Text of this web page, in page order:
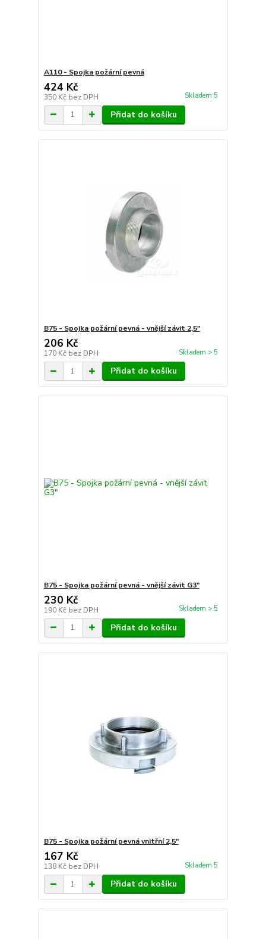
A110 - Spojka požární pevná
424 Kč
350 Kč bez DPH Skladem 5
Přidat do košíku
B75 - Spojka požární pevná - vnější závit 2,5"
206 Kč
170 Kč bez DPH Skladem > 5
Přidat do košíku
B75 - Spojka požární pevná - vnější závit G3"
230 Kč
190 Kč bez DPH Skladem > 5
Přidat do košíku
B75 - Spojka požární pevná vnitřní 2,5"
167 Kč
138 Kč bez DPH Skladem 5
Přidat do košíku